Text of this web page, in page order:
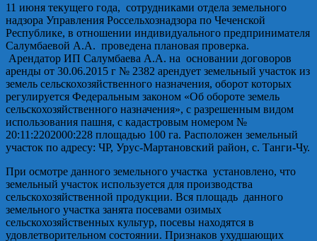
11 июня текущего года, сотрудниками отдела земельного
надзора Управления Россельхознадзора по Чеченской
Республике, в отношении индивидуального предпринимателя
Салумбаевой А.А. проведена плановая проверка.
Арендатор ИП Салумбаева А.А. на основании договоров
аренды от 30.06.2015 г № 2382 арендует земельный участок из
земель сельскохозяйственного назначения, оборот которых
регулируется Федеральным законом «Об обороте земель
сельскохозяйственного назначения», с разрешенным видом
использования пашня, с кадастровым номером №
20:11:2202000:228 площадью 100 га. Расположен земельный
участок по адресу: ЧР, Урус-Мартановский район, с. Танги-Чу.
При осмотре данного земельного участка установлено, что
земельный участок используется для производства
сельскохозяйственной продукции. Вся площадь данного
земельного участка занята посевами озимых
сельскохозяйственных культур, посевы находятся в
удовлетворительном состоянии. Признаков ухудшающих